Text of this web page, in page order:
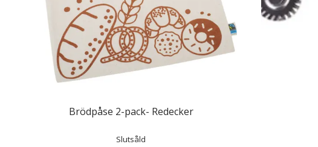
Brödpåse 2-pack- Redecker
Slutsåld